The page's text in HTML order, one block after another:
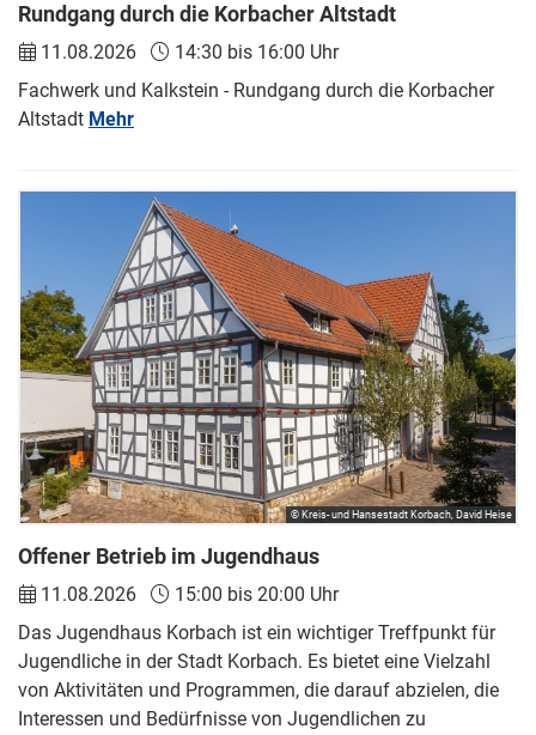
Rundgang durch die Korbacher Altstadt
11.08.2026
14:30 bis 16:00 Uhr
Fachwerk und Kalkstein - Rundgang durch die Korbacher
Altstadt Mehr
Offener Betrieb im Jugendhaus
11.08.2026
15:00 bis 20:00 Uhr
Das Jugendhaus Korbach ist ein wichtiger Treffpunkt für
Jugendliche in der Stadt Korbach. Es bietet eine Vielzahl
von Aktivitäten und Programmen, die darauf abzielen, die
Interessen und Bedürfnisse von Jugendlichen zu
© Kreis- und Hansestadt Korbach, David Heise